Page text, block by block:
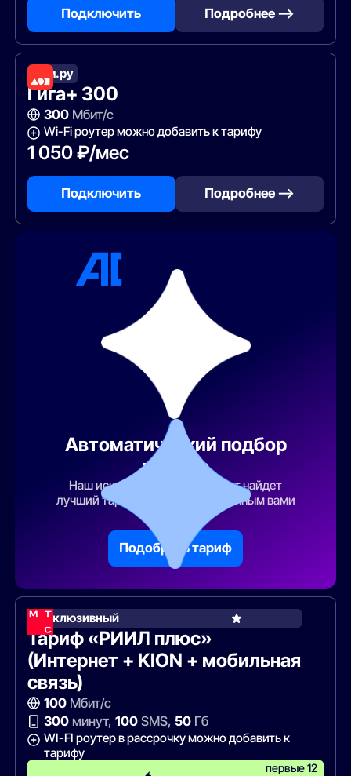
Подключить Подробнее —>
Дом.ру
Гига+ 300
300Мбит/с
Wi-Fi роутер можно добавить к тарифу
1 050 ₽/мес
Подключить Подробнее —>
Автоматический подбор
тарифа
Наш искусственный интеллект найдет
лучший тарифный план по указанным вами
Подобрать тариф
Эксклюзивный
Тариф «РИИЛ плюс»
(Интернет + KION + мобильная
связь)
100Мбит/с
300минут, 100SMS, 50Гб
WI-FI роутер в рассрочку можно добавить к
тарифу
первые 12